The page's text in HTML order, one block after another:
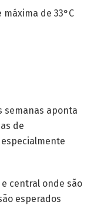
de 33°C
semanas aponta
de
central onde são
esperados